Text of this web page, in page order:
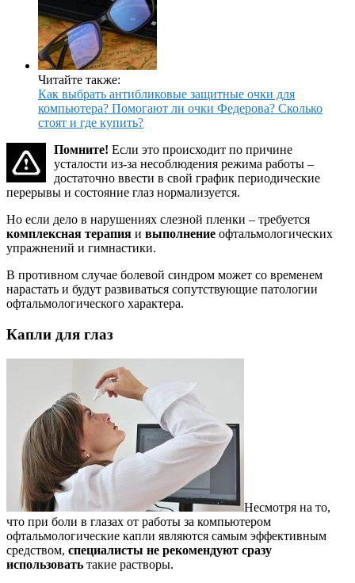
Читайте также:
Как выбрать антибликовые защитные очки для
компьютера? Помогают ли очки Федерова? Сколько
стоят и где купить?
Помните! Если это происходит по причине
усталости из-за несоблюдения режима работы –
достаточно ввести в свой график периодические
перерывы и состояние глаз нормализуется.
Но если дело в нарушениях слезной пленки – требуется
комплексная терапия и выполнение офтальмологических
упражнений и гимнастики.
В противном случае болевой синдром может со временем
нарастать и будут развиваться сопутствующие патологии
офтальмологического характера.
Капли для глаз
Несмотря на то,
что при боли в глазах от работы за компьютером
офтальмологические капли являются самым эффективным
средством, специалисты не рекомендуют сразу
использовать такие растворы.